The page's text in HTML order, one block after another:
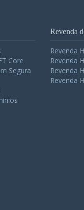
Core
Segura
Revenda
Revenda
Revenda
Revenda
Revenda